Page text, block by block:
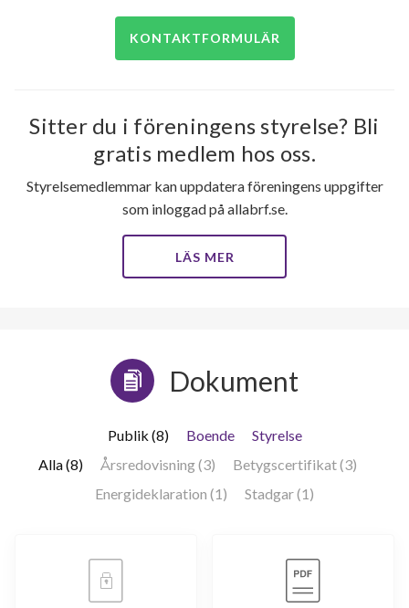
197
KONTAKTFORMULÄR
Sitter du i föreningens styrelse? Bli
gratis medlem hos oss.
Styrelsemedlemmar kan uppdatera föreningens uppgifter
som inloggad på allabrf.se.
LÄS MER
Dokument
Publik (8) Boende
Styrelse
Alla (8)
Årsredovisning (3)
Betygscertifikat (3)
Energideklaration (1)
Stadgar (1)